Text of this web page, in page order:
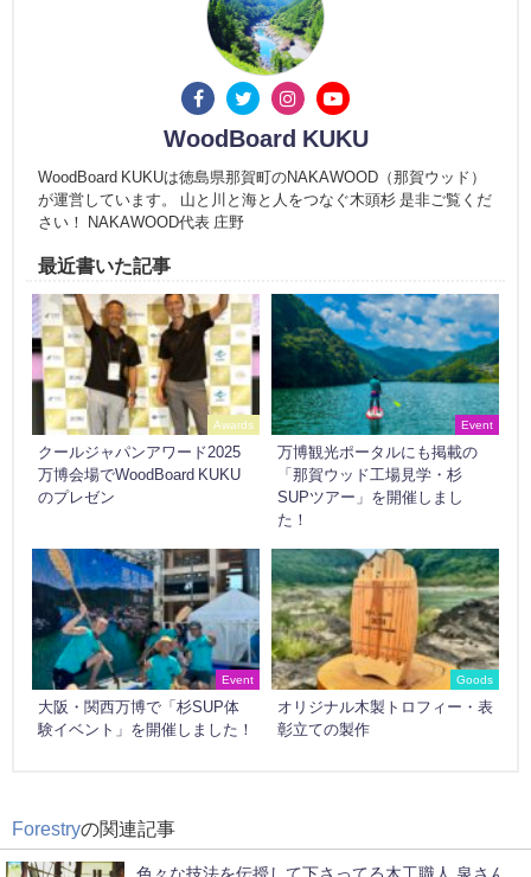
WoodBoard KUKU
WoodBoard KUKUは徳島県那賀町のNAKAWOOD（那賀ウッド）
が運営しています。 山と川と海と人をつなぐ木頭杉 是非ご覧くだ
さい！ NAKAWOOD代表 庄野
最近書いた記事
Awards
クールジャパンアワード2025
万博会場でWoodBoard KUKU
のプレゼン
Event
万博観光ポータルにも掲載の
「那賀ウッド工場見学・杉
SUPツアー」を開催しまし
た！
Event
大阪・関西万博で「杉SUP体
験イベント」を開催しました！
Goods
オリジナル木製トロフィー・表
彰立ての製作
Forestryの関連記事
色々な技法を伝授して下さってる木工職人 泉さん。